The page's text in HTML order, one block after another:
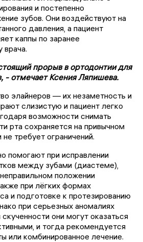
и постепенно
зубов. Они воздействуют на
давления, а пациент
каппы по заранее
врача.
прорыв в ортодонтии для
- отмечает Ксения Ляпишева.
элайнеров — их незаметность и
слизистую и пациент легко
возможности снимать
рта сохраняется на привычном
требует ограничений.
помогают при исправлении
между зубами (диастеме),
положении
при лёгких формах
и подготовке к протезированию
при серьезных аномалиях
они могут оказаться
и тогда рекомендуется
или комбинированное лечение.